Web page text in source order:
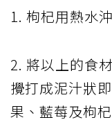
1. 枸杞用熱水
2. 將以上的食
攪打成泥汁狀
果、藍莓及枸杞